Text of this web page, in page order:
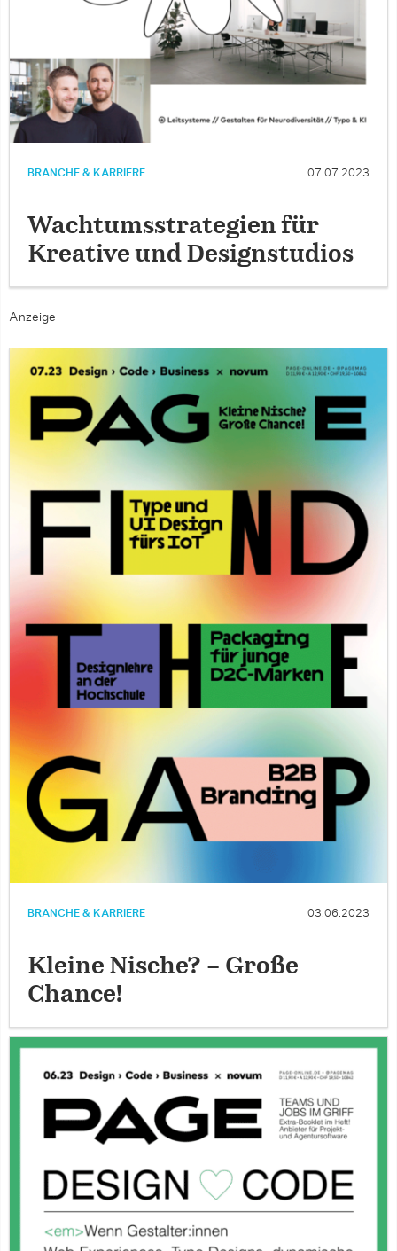
BRANCHE & KARRIERE 07.07.2023
Wachtumsstrategien für
Kreative und Designstudios
Anzeige
BRANCHE & KARRIERE 03.06.2023
Kleine Nische? – Große
Chance!